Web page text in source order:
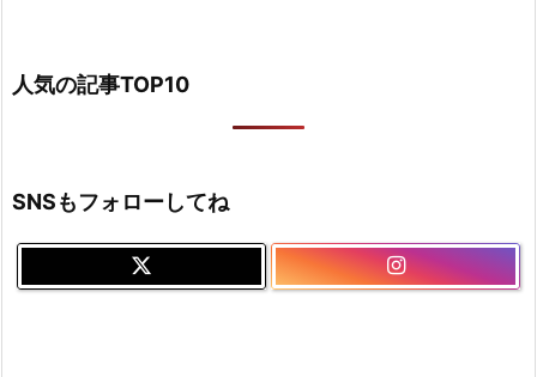
人気の記事TOP10
SNSもフォローしてね